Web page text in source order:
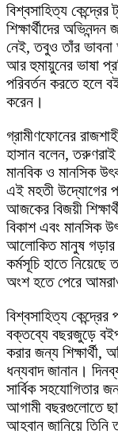
বিশ্বসাহিত্য
শিক্ষার্থীদের
নেই, তবুও তাঁর
আর হুমায়ুনের ভাষা
পরিবর্তন করতে হলে
করেন।
গ্রামীণফোনের
হাসান বলেন,
মানবিক ও মানসিক
এই মহতী উদ্যোগের
আজকের বিজয়ী
বিকাশ এবং মানসিক
আলোকিত মানুষ গড়ার
কর্মসূচি হাতে
অংশ হতে পেরে
বিশ্বসাহিত্য
বক্তব্যে বছরজুড়ে
করার জন্য
ধন্যবাদ জানান।
সার্বিক সহযোগিতার
আগামী বছরগুলোতে
আহবান জানিয়ে